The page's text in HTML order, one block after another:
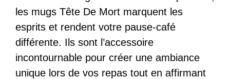
les mugs Tête De Mort marquent les
esprits et rendent votre pause-café
différente. Ils sont l’accessoire
incontournable pour créer une ambiance
unique lors de vos repas tout en affirmant